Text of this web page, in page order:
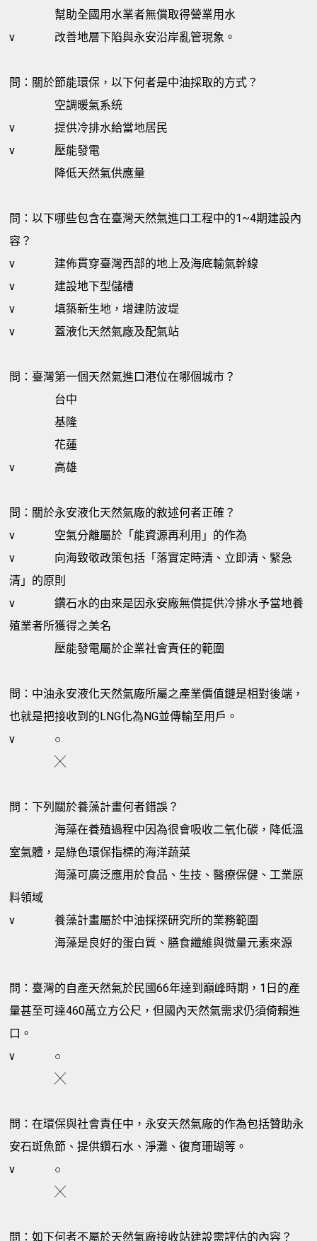
幫助全國用水業者無償取得營業用水
v
改善地層下陷與永安沿岸亂管現象。
問：關於節能環保，以下何者是中油採取的方式？
空調暖氣系統
v
提供冷排水給當地居民
v
壓能發電
降低天然氣供應量
問：以下哪些包含在臺灣天然氣進口工程中的1~4期建設內
容？
v
建佈貫穿臺灣西部的地上及海底輸氣幹線
v
建設地下型儲槽
v
填築新生地，增建防波堤
v
蓋液化天然氣廠及配氣站
問：臺灣第一個天然氣進口港位在哪個城市？
台中
基隆
花蓮
v
高雄
問：關於永安液化天然氣廠的敘述何者正確？
v
空氣分離屬於「能資源再利用」的作為
v
向海致敬政策包括「落實定時清、立即清、緊急
清」的原則
v
鑽石水的由來是因永安廠無償提供冷排水予當地養
殖業者所獲得之美名
壓能發電屬於企業社會責任的範圍
問：中油永安液化天然氣廠所屬之產業價值鏈是相對後端，
也就是把接收到的LNG化為NG並傳輸至用戶。
v
○
╳
問：下列關於養藻計畫何者錯誤？
海藻在養殖過程中因為很會吸收二氧化碳，降低溫
室氣體，是綠色環保指標的海洋蔬菜
海藻可廣泛應用於食品、生技、醫療保健、工業原
料領域
v
養藻計畫屬於中油採探研究所的業務範圍
海藻是良好的蛋白質、膳食纖維與微量元素來源
問：臺灣的自產天然氣於民國66年達到巔峰時期，1日的產
量甚至可達460萬立方公尺，但國內天然氣需求仍須倚賴進
口。
v
○
╳
問：在環保與社會責任中，永安天然氣廠的作為包括贊助永
安石斑魚節、提供鑽石水、淨灘、復育珊瑚等。
v
○
╳
問：如下何者不屬於天然氣廠接收站建設需評估的內容？